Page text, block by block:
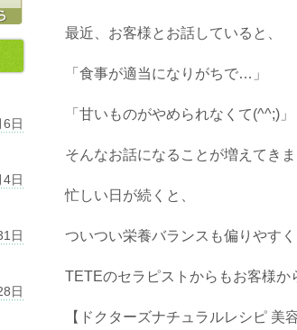
最近、お客様とお話していると、
「食事が適当になりがちで…」
「甘いものがやめられなくて(^^;)」
そんなお話になることが増えてきま
忙しい日が続くと、
ついつい栄養バランスも偏りやす
TETEのセラピストからもお客様か
【ドクターズナチュラルレシピ 美
日
日
日
日